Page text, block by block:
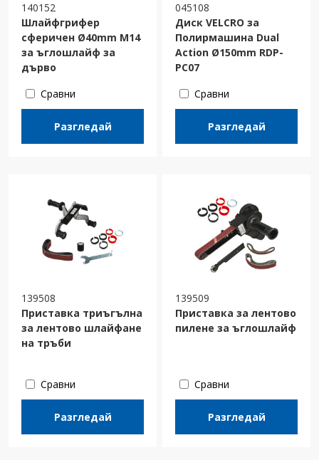
140152
Шлайфгрифер
сферичен Ø40mm М14
за ъглошлайф за
дърво
Сравни
Разгледай
045108
Диск VELCRO за
Полирмашина Dual
Action Ø150mm RDP-
PC07
Сравни
Разгледай
139508
Приставка триъгълна
за лентово шлайфане
на тръби
Сравни
Разгледай
139509
Приставка за лентово
пилене за ъглошлайф
Сравни
Разгледай